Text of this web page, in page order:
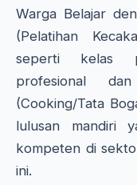
Warga Belajar
(Pelatihan
seperti kelas
profesional
(Cooking/Tata
lulusan mandiri
kompeten di
ini.